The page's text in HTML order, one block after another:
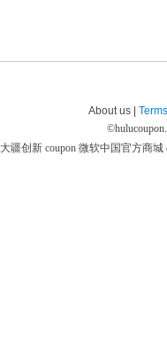
About us |
©
大疆创新 coupon 微软中国官方商城